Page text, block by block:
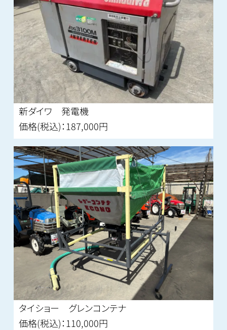
新ダイワ 発電機
価格(税込)：187,000円
タイショー グレンコンテナ
価格(税込)：110,000円